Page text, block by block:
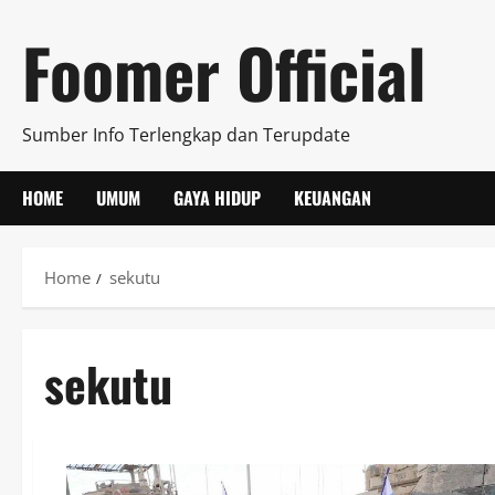
content
Foomer Official
Sumber Info Terlengkap dan Terupdate
HOME UMUM GAYA HIDUP KEUANGAN
Home sekutu
sekutu